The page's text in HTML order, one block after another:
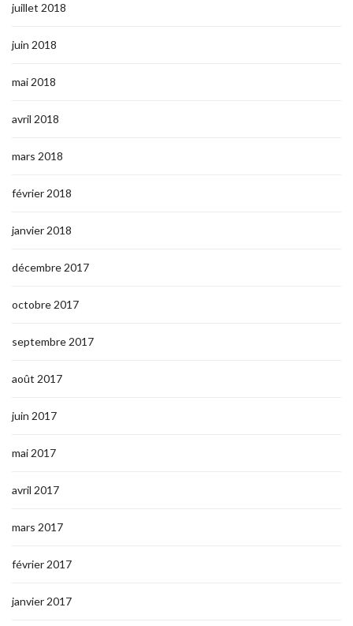
juillet 2018
juin 2018
mai 2018
avril 2018
mars 2018
février 2018
janvier 2018
décembre 2017
octobre 2017
septembre 2017
août 2017
juin 2017
mai 2017
avril 2017
mars 2017
février 2017
janvier 2017